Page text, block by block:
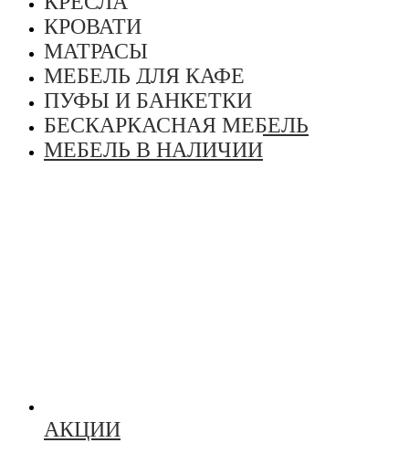
КРОВАТИ
МАТРАСЫ
МЕБЕЛЬ ДЛЯ КАФЕ
ПУФЫ И БАНКЕТКИ
БЕСКАРКАСНАЯ МЕБЕЛЬ
МЕБЕЛЬ В НАЛИЧИИ
АКЦИИ